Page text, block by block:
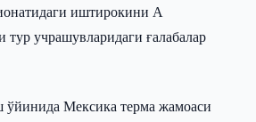
иштирокини А
учрашувларидаги ғалабалар
Мексика терма жамоаси